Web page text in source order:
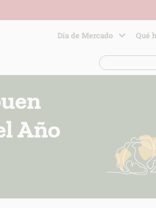
Día de Mercado Qué
Año